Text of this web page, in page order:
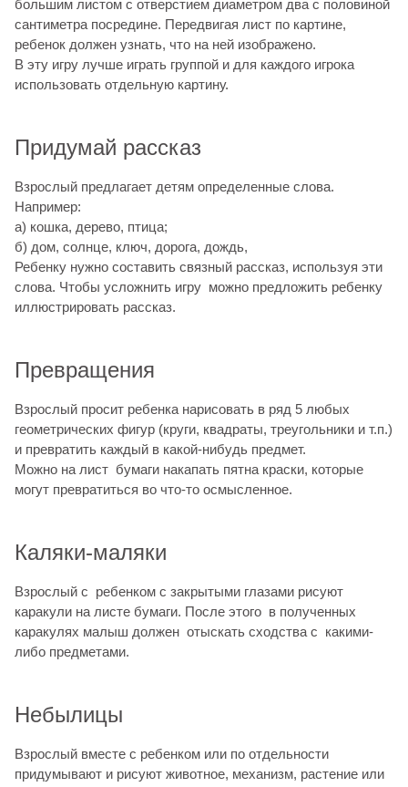
большим листом с отверстием диаметром два с половиной
сантиметра посредине. Передвигая лист по картине,
ребенок должен узнать, что на ней изображено.
В эту игру лучше играть группой и для каждого игрока
использовать отдельную картину.
Придумай рассказ
Взрослый предлагает детям определенные слова.
Например:
а) кошка, дерево, птица;
б) дом, солнце, ключ, дорога, дождь,
Ребенку нужно составить связный рассказ, используя эти
слова. Чтобы усложнить игру можно предложить ребенку
иллюстрировать рассказ.
Превращения
Взрослый просит ребенка нарисовать в ряд 5 любых
геометрических фигур (круги, квадраты, треугольники и т.п.)
и превратить каждый в какой-нибудь предмет.
Можно на лист бумаги накапать пятна краски, которые
могут превратиться во что-то осмысленное.
Каляки-маляки
Взрослый с ребенком с закрытыми глазами рисуют
каракули на листе бумаги. После этого в полученных
каракулях малыш должен отыскать сходства с какими-
либо предметами.
Небылицы
Взрослый вместе с ребенком или по отдельности
придумывают и рисуют животное, механизм, растение или